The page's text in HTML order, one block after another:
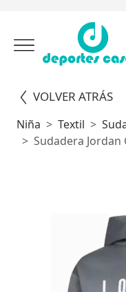
VOLVER ATRÁS
Niña Textil
Sudadera